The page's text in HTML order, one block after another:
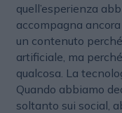
quell’esperienza
accompagna
un contenuto
artificiale, ma
qualcosa. La
Quando abbiamo
soltanto sui social,